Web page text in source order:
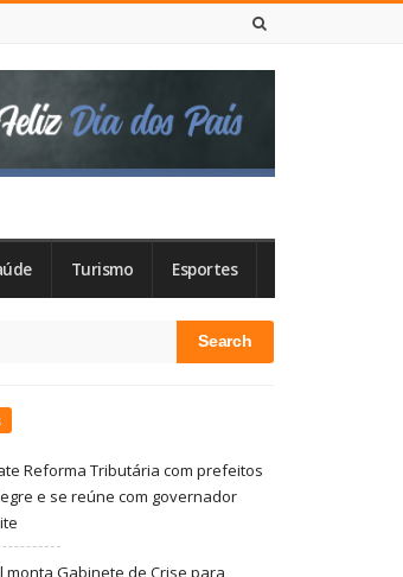
Turismo Esportes
Reforma Tributária com prefeitos
e se reúne com governador
monta Gabinete de Crise para